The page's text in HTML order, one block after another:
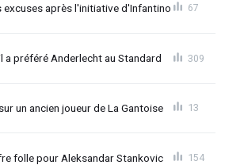
excuses après l'initiative d'Infantino 67
a préféré Anderlecht au Standard 309
un ancien joueur de La Gantoise 13
folle pour Aleksandar Stankovic 154